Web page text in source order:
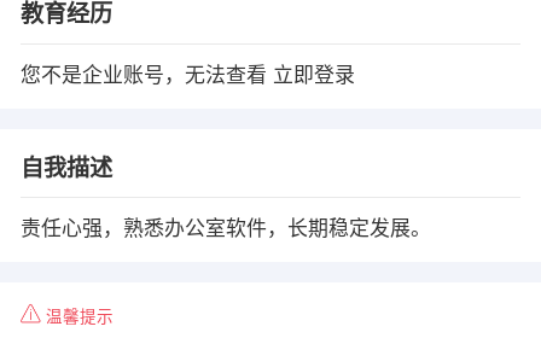
教育经历
您不是企业账号，无法查看 立即登录
自我描述
责任心强，熟悉办公室软件，长期稳定发展。
温馨提示